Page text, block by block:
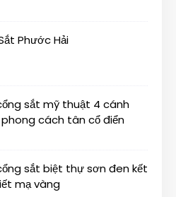
Phước Hải
sắt mỹ thuật 4 cánh
cách tân cổ điển
sắt biệt thự sơn đen kết
mạ vàng